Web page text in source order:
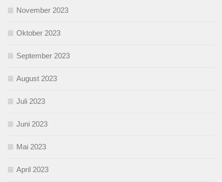
November 2023
Oktober 2023
September 2023
August 2023
Juli 2023
Juni 2023
Mai 2023
April 2023